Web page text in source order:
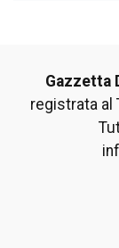
Gazzetta
registrata al